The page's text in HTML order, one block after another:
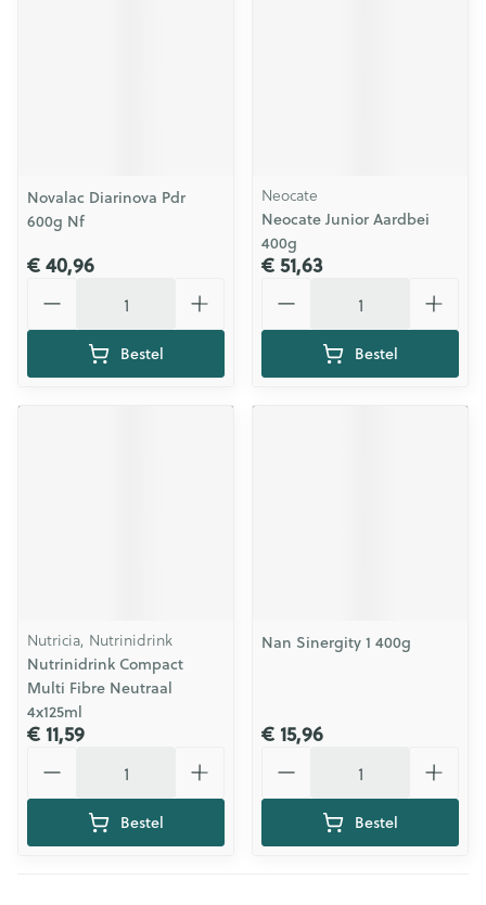
Novalac Diarinova Pdr
600g Nf
€ 40,96
Bestel
Neocate
Neocate Junior Aardbei
400g
€ 51,63
Bestel
Nutricia, Nutrinidrink
Nutrinidrink Compact
Multi Fibre Neutraal
4x125ml
€ 11,59
Bestel
Nan Sinergity 1 400g
€ 15,96
Bestel